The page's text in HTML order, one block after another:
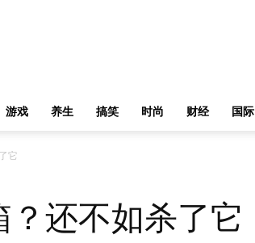
游戏 养生 搞笑 时尚 财经 国际
它
还不如杀了它